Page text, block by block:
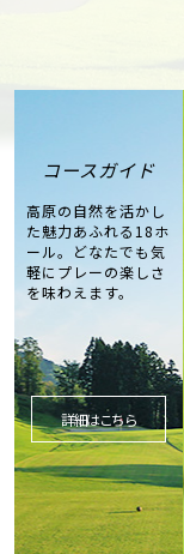
コースガイド
高原の自然を活かし
た魅力あふれる18ホ
ール。どなたでも気
軽にプレーの楽しさ
を味わえます。
詳細はこちら